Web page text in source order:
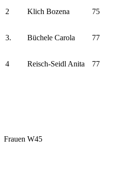
2 Klich Bozena 75
3. Büchele Carola 77
4 Reisch-Seidl Anita 77
Frauen W45